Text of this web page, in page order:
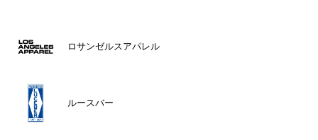
ロサンゼルスアパレル
ルースバー